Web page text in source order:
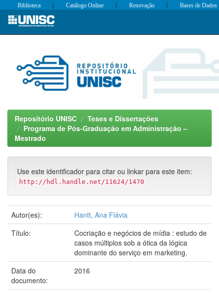
Skip
Biblioteca | Catálogo Online | Renovação | Bases de Dados
Repositório UNISC
Teses e Dissertações
Programa de Pós-Graduação em Administração –
Mestrado
Use este identificador para citar ou linkar para este item:
http://hdl.handle.net/11624/1470
Autor(es):
Hantt, Ana Flávia
Título:
Cocriação e negócios de mídia : estudo de
casos múltiplos sob a ótica da lógica
dominante do serviço em marketing.
Data do
documento:
2016